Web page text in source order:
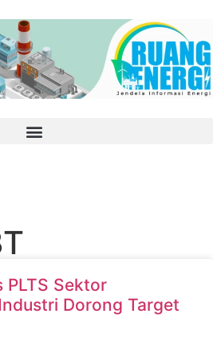
PLTS Sektor
Dorong Target